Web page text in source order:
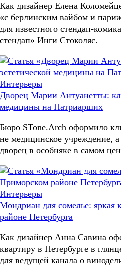
Как дизайнер Елена
«с берлинским вайбом и
для известного стендап-
стендап» Инги Стоколяс.
Интерьеры
Дворец Марии Антуанетты:
медицины на Патриарших
Бюро STone.Arch оформило
не медицинское учреждение,
дворец в особняке в самом
Интерьеры
Мондриан для сомелье: яркая
районе Петербурга
Как дизайнер Анна Савина
квартиру в Петербурге в
для ведущей канала о